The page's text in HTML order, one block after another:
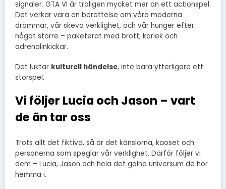
signaler. GTA VI är troligen mycket mer än ett actionspel.
Det verkar vara en berättelse om våra moderna
drömmar, vår skeva verklighet, och vår hunger efter
något större – paketerat med brott, kärlek och
adrenalinkickar.
Det luktar kulturell händelse, inte bara ytterligare ett
storspel.
Vi följer Lucia och Jason – vart
de än tar oss
Trots allt det fiktiva, så är det känslorna, kaoset och
personerna som speglar vår verklighet. Därför följer vi
dem – Lucia, Jason och hela det galna universum de hör
hemma i.